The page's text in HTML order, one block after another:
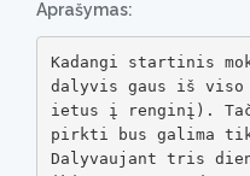
Aprašymas:
Kadangi startinis
dalyvis gaus iš
ietus į renginį).
pirkti bus galima
Dalyvaujant tris